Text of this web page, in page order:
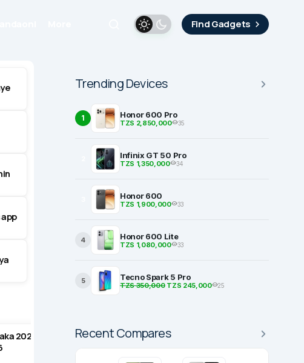
Find Gadgets
2022 Ambazo ni Bora Kwa
Most Popular Smartphones in
Trending Devices
1 Honor 600 Pro
TZS 2,850,000 35
Infinix GT 50 Pro
TZS 1,350,000 34
Honor 600
TZS 1,900,000 33
4 Honor 600 Lite
TZS 1,080,000 33
5 Tecno Spark 5 Pro
TZS 350,000TZS 245,000 25
Recent Compares